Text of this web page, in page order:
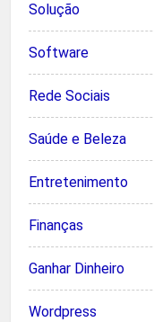
Solução
Software
Rede Sociais
Saúde e Beleza
Entretenimento
Finanças
Ganhar Dinheiro
Wordpress